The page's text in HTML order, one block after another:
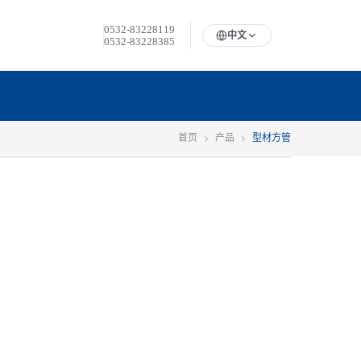
0532-83228119
0532-83228385
中文
首页 产品 型材方管